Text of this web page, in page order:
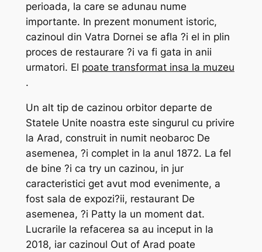
perioada, la care se adunau nume
importante. In prezent monument istoric,
cazinoul din Vatra Dornei se afla ?i el in plin
proces de restaurare ?i va fi gata in anii
urmatori. El poate transformat insa la muzeu
.
Un alt tip de cazinou orbitor departe de
Statele Unite noastra este singurul cu privire
la Arad, construit in numit neobaroc De
asemenea, ?i complet in la anul 1872. La fel
de bine ?i ca try un cazinou, in jur
caracteristici get avut mod evenimente, a
fost sala de expozi?ii, restaurant De
asemenea, ?i Patty la un moment dat.
Lucrarile la refacerea sa au inceput in la
2018, iar cazinoul Out of Arad poate